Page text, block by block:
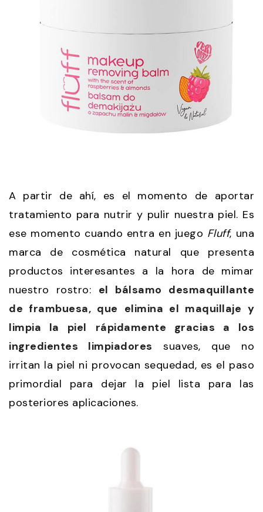
A partir de ahí, es el momento de aportar
tratamiento para nutrir y pulir nuestra piel. Es
ese momento cuando entra en juego Fluff, una
marca de cosmética natural que presenta
productos interesantes a la hora de mimar
nuestro rostro: el bálsamo desmaquillante
de frambuesa, que elimina el maquillaje y
limpia la piel
rápidamente gracias a los
ingredientes limpiadores suaves, que no
irritan la piel ni provocan sequedad, es el paso
primordial para dejar la piel lista para las
posteriores aplicaciones.